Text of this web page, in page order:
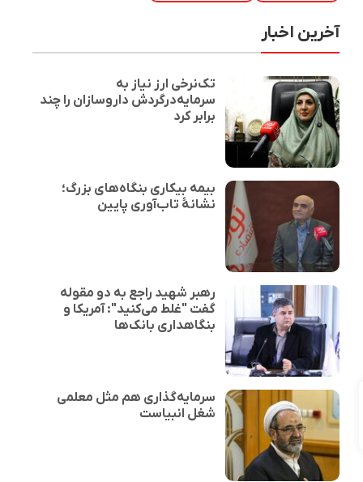
آخرین اخبار
تک‌نرخی ارز نیاز به
سرمایه‌درگردش داروسازان را چند
برابر کرد
بیمه بیکاری بنگاه‌های بزرگ؛
نشانهٔ تاب‌آوری پایین
رهبر شهید راجع به دو مقوله
گفت "غلط می‌کنید": آمریکا و
بنگاهداری بانک‌ها
سرمایه‌گذاری هم مثل معلمی
شغل انبیاست